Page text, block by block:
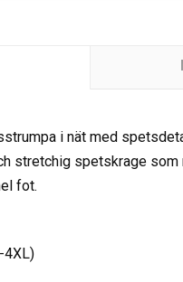
i nät med
stretchig spetskrage som
fot.